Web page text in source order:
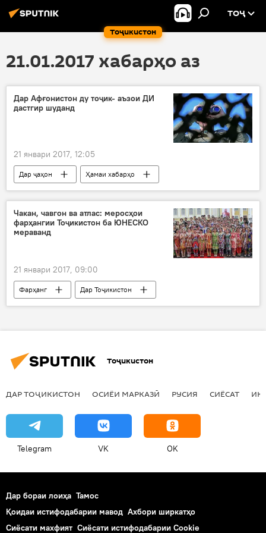
Тоҷикистон
ТОҶ
21.01.2017 хабарҳо аз
Дар Афғонистон ду тоҷик- аъзои ДИ
дастгир шуданд
21 январи 2017, 12:05
Дар ҷаҳон
Ҳамаи хабарҳо
Амният ва мудофиа
Афғонистон
шаҳрвандони Тоҷикистон
ДИ
ҷангӣ
Чакан, чавгон ва атлас: меросҳои
фарҳангии Тоҷикистон ба ЮНЕСКО
мераванд
21 январи 2017, 09:00
Фарҳанг
Дар Тоҷикистон
Ҳамаи хабарҳо
Шамсиддин Орумбекзода
Тоҷикистон
ДАР ТОҶИКИСТОН ОСИЁИ МАРКАЗӢ РУСИЯ СИЁСАТ
Telegram VK OK
Дар бораи лоиҳа Тамос
Қоидаи истифодабарии мавод Ахбори ширкатҳо
Сиёсати махфият Сиёсати истифодабарии Cookie